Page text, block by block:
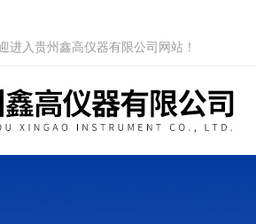
进入贵州鑫高仪器有限公司网站！